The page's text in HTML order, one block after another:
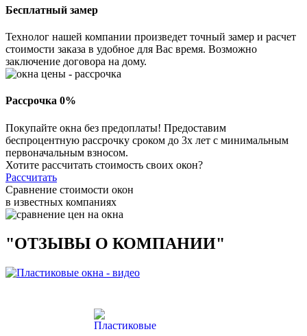
Бесплатный замер
Технолог нашей компании произведет точный замер и расчет
стоимости заказа в удобное для Вас время. Возможно
заключение договора на дому.
Рассрочка 0%
Покупайте окна без предоплаты! Предоставим
беспроцентную рассрочку сроком до 3х лет с минимальным
первоначальным взносом.
Хотите рассчитать стоимость своих окон?
Рассчитать
Сравнение стоимости окон
в известных компаниях
"ОТЗЫВЫ О КОМПАНИИ"